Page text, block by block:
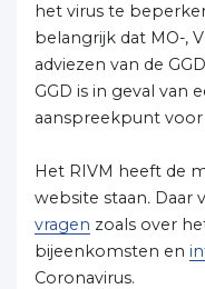
het virus te
belangrijk dat MO-,
adviezen van de
GGD is in geval van
aanspreekpunt
Het RIVM heeft de
website staan. Daar
vragen zoals over
bijeenkomsten en
Coronavirus.